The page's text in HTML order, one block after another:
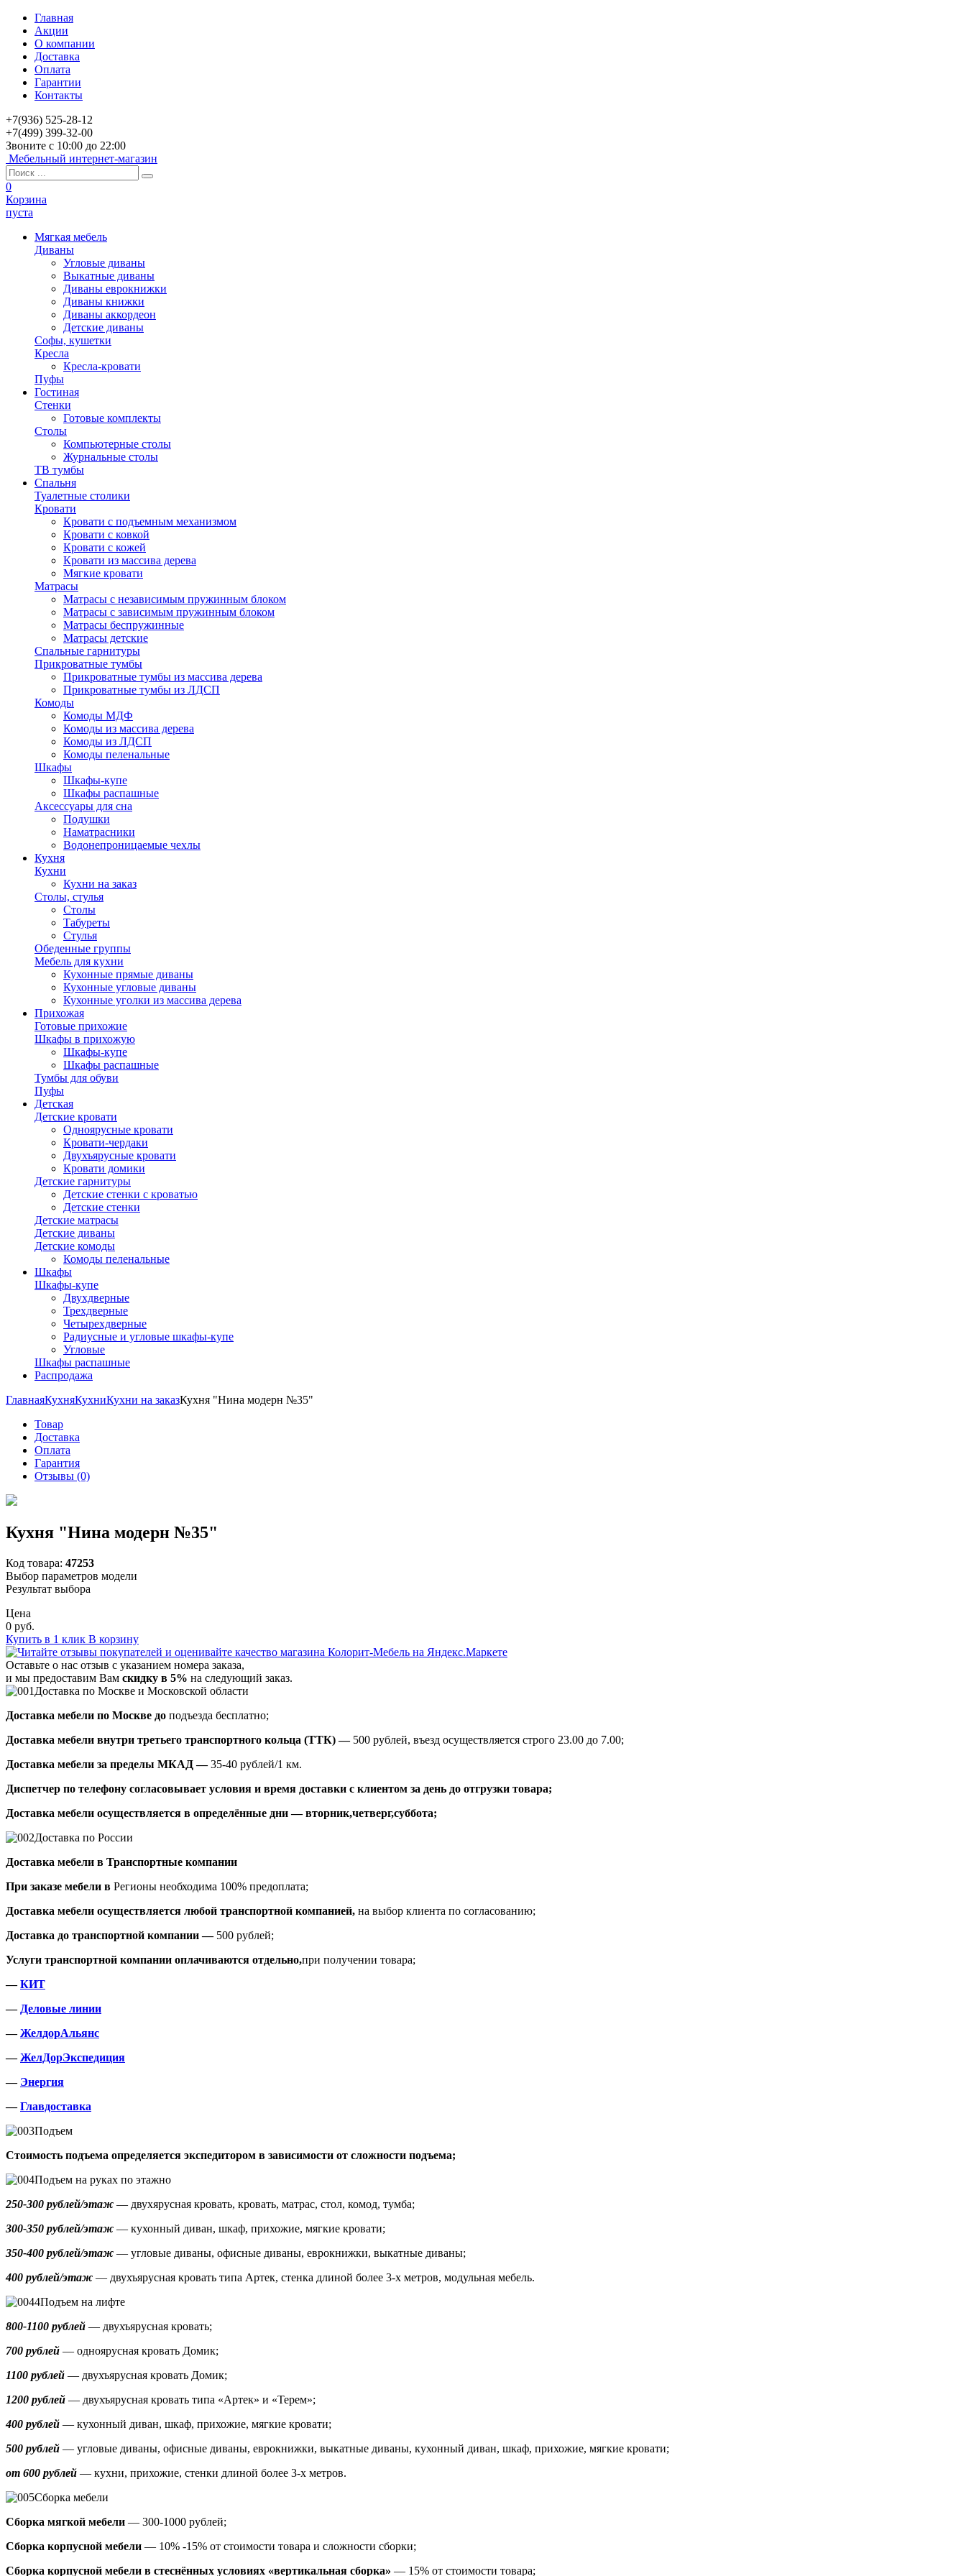
Главная
Акции
О компании
Доставка
Оплата
Гарантии
Контакты
+7(936) 525-28-12
+7(499) 399-32-00
Звоните с 10:00 до 22:00
Мебельный интернет-магазин
0
Корзина
пуста
Мягкая мебель
Диваны
Угловые диваны
Выкатные диваны
Диваны еврокнижки
Диваны книжки
Диваны аккордеон
Детские диваны
Софы, кушетки
Кресла
Кресла-кровати
Пуфы
Гостиная
Стенки
Готовые комплекты
Столы
Компьютерные столы
Журнальные столы
ТВ тумбы
Спальня
Туалетные столики
Кровати
Кровати с подъемным механизмом
Кровати с ковкой
Кровати с кожей
Кровати из массива дерева
Мягкие кровати
Матрасы
Матрасы с независимым пружинным блоком
Матрасы с зависимым пружинным блоком
Матрасы беспружинные
Матрасы детские
Спальные гарнитуры
Прикроватные тумбы
Прикроватные тумбы из массива дерева
Прикроватные тумбы из ЛДСП
Комоды
Комоды МДФ
Комоды из массива дерева
Комоды из ЛДСП
Комоды пеленальные
Шкафы
Шкафы-купе
Шкафы распашные
Аксессуары для сна
Подушки
Наматрасники
Водонепроницаемые чехлы
Кухня
Кухни
Кухни на заказ
Столы, стулья
Столы
Табуреты
Стулья
Обеденные группы
Мебель для кухни
Кухонные прямые диваны
Кухонные угловые диваны
Кухонные уголки из массива дерева
Прихожая
Готовые прихожие
Шкафы в прихожую
Шкафы-купе
Шкафы распашные
Тумбы для обуви
Пуфы
Детская
Детские кровати
Одноярусные кровати
Кровати-чердаки
Двухъярусные кровати
Кровати домики
Детские гарнитуры
Детские стенки с кроватью
Детские стенки
Детские матрасы
Детские диваны
Детские комоды
Комоды пеленальные
Шкафы
Шкафы-купе
Двухдверные
Трехдверные
Четырехдверные
Радиусные и угловые шкафы-купе
Угловые
Шкафы распашные
Распродажа
ГлавнаяКухняКухниКухни на заказКухня "Нина модерн №35"
Товар
Доставка
Оплата
Гарантия
Отзывы (0)
Кухня "Нина модерн №35"
Код товара: 47253
Выбор параметров модели
Результат выбора
Цена
0 руб.
Купить в 1 клик В корзину
Оставьте о нас отзыв с указанием номера заказа,
и мы предоставим Вам скидку в 5% на следующий заказ.
Доставка по Москве и Московской области
Доставка мебели по Москве до подъезда бесплатно;
Доставка мебели внутри третьего транспортного кольца (ТТК) —500 рублей, въезд осуществляется строго 23.00 до 7.00;
Доставка мебели за пределы МКАД —35-40 рублей/1 км.
Диспетчер по телефону согласовывает условия и время доставки с клиентом за день до отгрузки товара;
Доставка мебели осуществляется в определённые дни — вторник,четверг,суббота;
Доставка по России
Доставка мебели в Транспортные компании
При заказе мебели в Регионы необходима 100% предоплата;
Доставка мебели осуществляется любой транспортной компанией, на выбор клиента по согласованию;
Доставка до транспортной компании —500 рублей;
Услуги транспортной компании оплачиваются отдельно,при получении товара;
—КИТ
— Деловые линии
—ЖелдорАльянс
—ЖелДорЭкспедиция
— Энергия
—Главдоставка
Подъем
Стоимость подъема определяется экспедитором в зависимости от сложности подъема;
Подъем на руках по этажно
250-300 рублей/этаж — двухярусная кровать, кровать, матрас, стол, комод, тумба;
300-350 рублей/этаж — кухонный диван, шкаф, прихожие, мягкие кровати;
350-400 рублей/этаж — угловые диваны, офисные диваны, еврокнижки, выкатные диваны;
400 рублей/этаж — двухъярусная кровать типа Артек, стенка длиной более 3-х метров, модульная мебель.
Подъем на лифте
800-1100 рублей — двухъярусная кровать;
700 рублей — одноярусная кровать Домик;
1100 рублей — двухъярусная кровать Домик;
1200 рублей — двухъярусная кровать типа «Артек» и «Терем»;
400 рублей — кухонный диван, шкаф, прихожие, мягкие кровати;
500 рублей — угловые диваны, офисные диваны, еврокнижки, выкатные диваны, кухонный диван, шкаф, прихожие, мягкие кровати;
от 600 рублей — кухни, прихожие, стенки длиной более 3-х метров.
Сборка мебели
Сборка мягкой мебели — 300-1000 рублей;
Сборка корпусной мебели — 10% -15% от стоимости товара и сложности сборки;
Сборка корпусной мебели в стеснённых условиях «вертикальная сборка» — 15% от стоимости товара;